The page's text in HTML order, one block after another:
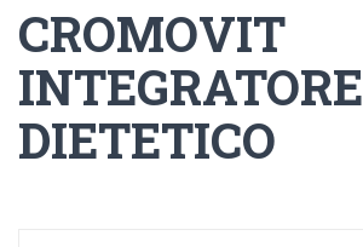
CROMOVIT
INTEGRATORE
DIETETICO